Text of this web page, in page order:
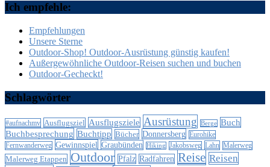
Ich empfehle:
Empfehlungen
Unsere Sterne
Outdoor-Shop! Outdoor-Ausrüstung günstig kaufen!
Außergewöhnliche Outdoor-Reisen suchen und buchen
Outdoor-Gecheckt!
Schlagwörter
#aufnachmv Ausflugsziel Ausflugsziele Ausrüstung Berge Buch
Buchbesprechung Buchtipp Bücher Donnersberg Eurohike
Fernwanderweg Gewinnspiel Graubünden Hiking Jakobsweg Lahn Malerweg
Malerweg Etappen Outdoor Pfalz Radfahren Reise Reisen